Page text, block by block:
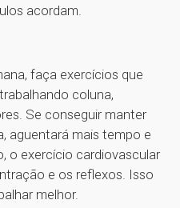
acordam.
faça exercícios que
coluna,
Se conseguir manter
aguentará mais tempo e
o exercício cardiovascular
e os reflexos. Isso
melhor.